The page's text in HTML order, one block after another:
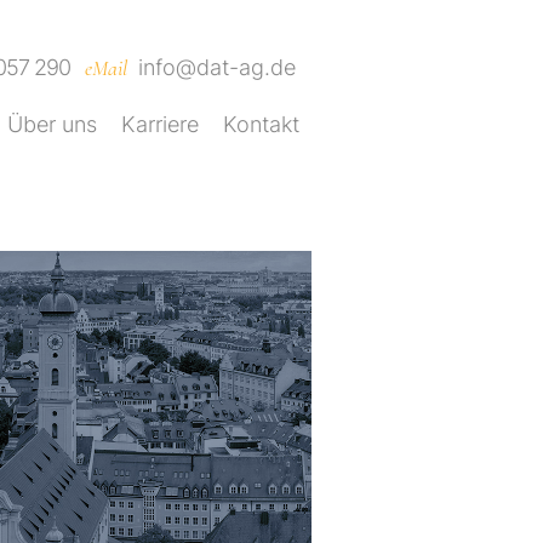
290 eMail info@dat-ag.de
Über uns Karriere Kontakt